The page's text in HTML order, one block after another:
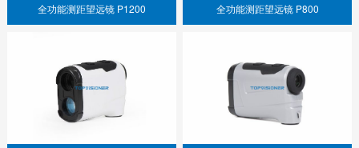
全功能测距望远镜 P1200 全功能测距望远镜 P800